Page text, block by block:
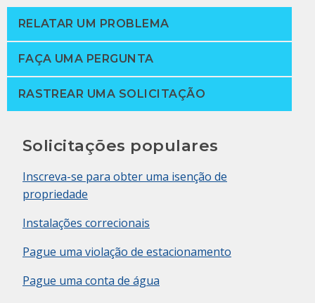
Cidade anuncia desvio assistido pela polícia
(PAD) para combater a epidemia de opioides
A população carcerária da Filadélfia
diminuiu quase 20%
caiu 12% em relação ao ano passado
ICYMI: De medicamentos a diplomas
O Instituto Vera elogia os esforços de
O prefeito Kenney assina projeto de lei para
RELATAR UM PROBLEMA
FAÇA UMA PERGUNTA
RASTREAR UMA SOLICITAÇÃO
Solicitações populares
Inscreva-se para obter uma isenção de
propriedade
Instalações correcionais
Pague uma violação de estacionamento
Pague uma conta de água